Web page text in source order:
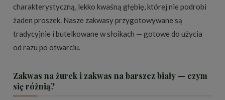
charakterystyczną, lekko kwaśną głębię, której nie podrobi
żaden proszek. Nasze zakwasy przygotowywane są
tradycyjnie i butelkowane w słoikach — gotowe do użycia
od razu po otwarciu.
Zakwas na żurek i zakwas na barszcz biały — czym
się różnią?